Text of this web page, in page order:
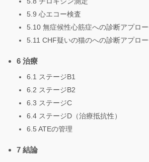
5.9 心エコー検査
5.10 無症候性心筋症への診断アプロ
5.11 CHF疑いの猫のへの診断アプロ
6 治療
6.1 ステージB1
6.2 ステージB2
6.3 ステージC
6.4 ステージD（治療抵抗性）
6.5 ATEの管理
7 結論